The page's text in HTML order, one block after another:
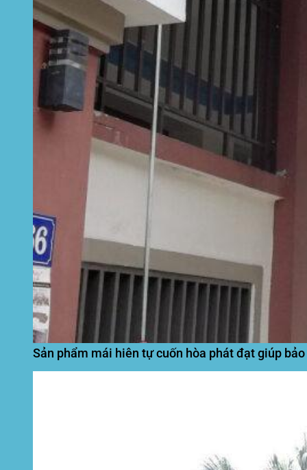
Sản phẩm mái hiên tự cuốn hòa phát đạt giúp